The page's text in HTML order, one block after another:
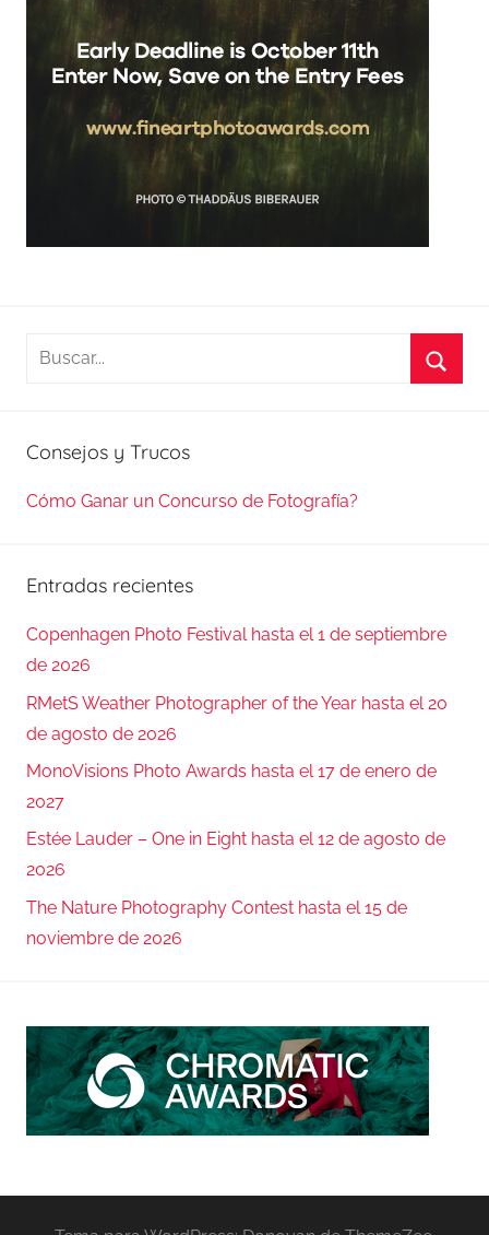
Buscar:
Consejos y Trucos
Cómo Ganar un Concurso de Fotografía?
Entradas recientes
Copenhagen Photo Festival hasta el 1 de septiembre
de 2026
RMetS Weather Photographer of the Year hasta el 20
de agosto de 2026
MonoVisions Photo Awards hasta el 17 de enero de
2027
Estée Lauder – One in Eight hasta el 12 de agosto de
2026
The Nature Photography Contest hasta el 15 de
noviembre de 2026